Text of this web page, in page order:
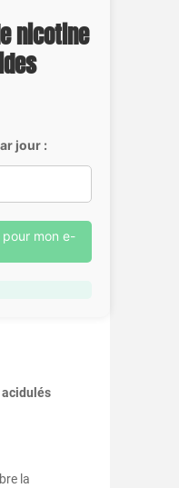
nicotine
jour :
mon e-
la